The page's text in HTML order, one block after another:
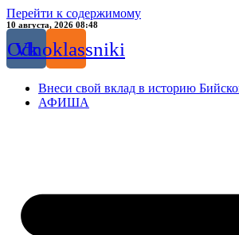
Перейти к содержимому
10 августа, 2026 08:48
Vk
Odnoklassniki
Внеси свой вклад в историю
АФИША